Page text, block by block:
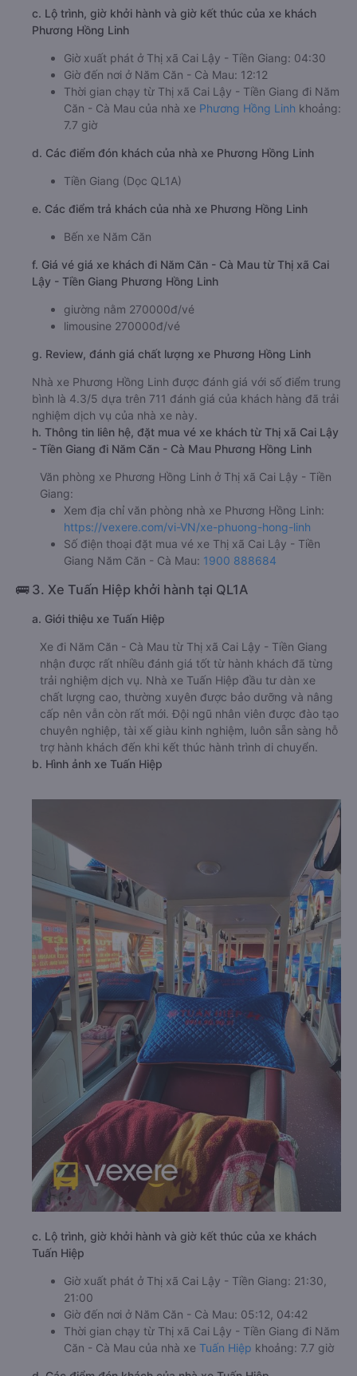
c. Lộ trình, giờ khởi hành và giờ kết thúc của xe khách
Phương Hồng Linh
Giờ xuất phát ở Thị xã Cai Lậy - Tiền Giang: 04:30
Giờ đến nơi ở Năm Căn - Cà Mau: 12:12
Thời gian chạy từ Thị xã Cai Lậy - Tiền Giang đi Năm
Căn - Cà Mau của nhà xe Phương Hồng Linh khoảng:
7.7 giờ
d. Các điểm đón khách của nhà xe Phương Hồng Linh
Tiền Giang (Dọc QL1A)
e. Các điểm trả khách của nhà xe Phương Hồng Linh
Bến xe Năm Căn
f. Giá vé giá xe khách đi Năm Căn - Cà Mau từ Thị xã Cai
Lậy - Tiền Giang Phương Hồng Linh
giường nằm 270000đ/vé
limousine 270000đ/vé
g. Review, đánh giá chất lượng xe Phương Hồng Linh
Nhà xe Phương Hồng Linh được đánh giá với số điểm trung
bình là 4.3/5 dựa trên 711 đánh giá của khách hàng đã trải
nghiệm dịch vụ của nhà xe này.
h. Thông tin liên hệ, đặt mua vé xe khách từ Thị xã Cai Lậy
- Tiền Giang đi Năm Căn - Cà Mau Phương Hồng Linh
Văn phòng xe Phương Hồng Linh ở Thị xã Cai Lậy - Tiền
Giang:
Xem địa chỉ văn phòng nhà xe Phương Hồng Linh:
https://vexere.com/vi-VN/xe-phuong-hong-linh
Số điện thoại đặt mua vé xe Thị xã Cai Lậy - Tiền
Giang Năm Căn - Cà Mau: 1900 888684
🚌 3. Xe Tuấn Hiệp khởi hành tại QL1A
a. Giới thiệu xe Tuấn Hiệp
Xe đi Năm Căn - Cà Mau từ Thị xã Cai Lậy - Tiền Giang
nhận được rất nhiều đánh giá tốt từ hành khách đã từng
trải nghiệm dịch vụ. Nhà xe Tuấn Hiệp đầu tư dàn xe
chất lượng cao, thường xuyên được bảo dưỡng và nâng
cấp nên vẫn còn rất mới. Đội ngũ nhân viên được đào tạo
chuyên nghiệp, tài xế giàu kinh nghiệm, luôn sẵn sàng hỗ
trợ hành khách đến khi kết thúc hành trình di chuyển.
b. Hình ảnh xe Tuấn Hiệp
c. Lộ trình, giờ khởi hành và giờ kết thúc của xe khách
Tuấn Hiệp
Giờ xuất phát ở Thị xã Cai Lậy - Tiền Giang: 21:30,
21:00
Giờ đến nơi ở Năm Căn - Cà Mau: 05:12, 04:42
Thời gian chạy từ Thị xã Cai Lậy - Tiền Giang đi Năm
Căn - Cà Mau của nhà xe Tuấn Hiệp khoảng: 7.7 giờ